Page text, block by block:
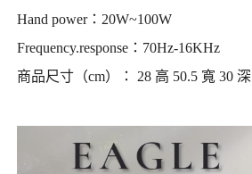
Hand power：20W~100W
Frequency.response：70Hz-16KHz
商品尺寸（cm）： 28 高 50.5 寬 30 深